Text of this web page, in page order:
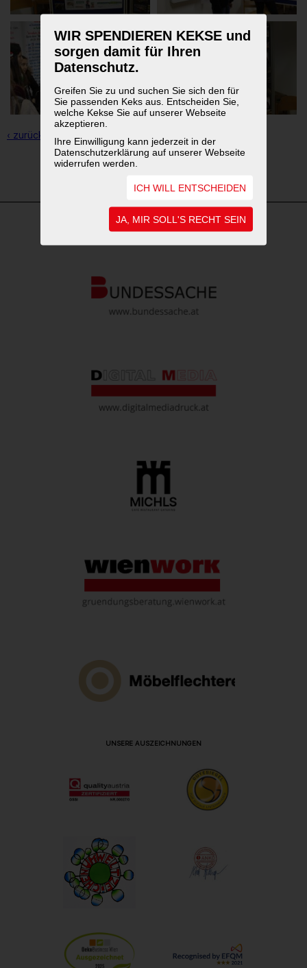
WIR SPENDIEREN KEKSE und
sorgen damit für Ihren
Datenschutz.
Greifen Sie zu und suchen Sie sich den für
Sie passenden Keks aus. Entscheiden Sie,
welche Kekse Sie auf unserer Webseite
akzeptieren.
Ihre Einwilligung kann jederzeit in der
Datenschutzerklärung auf unserer Webseite
widerrufen werden.
ICH WILL ENTSCHEIDEN
JA, MIR SOLL'S RECHT SEIN
‹ zurück zur Übersicht
1
UNSERE AUSZEICHNUNGEN